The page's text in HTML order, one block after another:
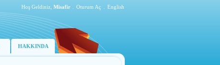
Hoş Geldiniz, Misafir Oturum Aç English
HAKKINDA